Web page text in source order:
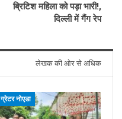
ब्रिटिश महिला को पड़ा भारी!,
दिल्ली में गैंग रेप
लेखक की ओर से अधिक
ग्रेटर नोएडा